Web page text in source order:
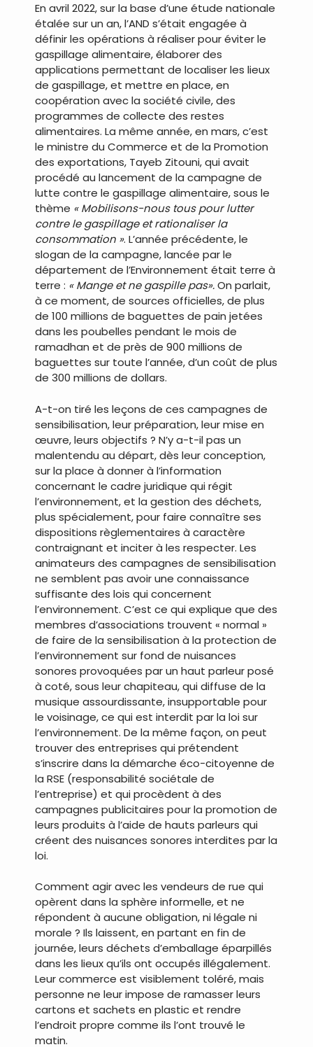
En avril 2022, sur la base d’une étude nationale
étalée sur un an, l’AND s’était engagée à
définir les opérations à réaliser pour éviter le
gaspillage alimentaire, élaborer des
applications permettant de localiser les lieux
de gaspillage, et mettre en place, en
coopération avec la société civile, des
programmes de collecte des restes
alimentaires. La même année, en mars, c’est
le ministre du Commerce et de la Promotion
des exportations, Tayeb Zitouni, qui avait
procédé au lancement de la campagne de
lutte contre le gaspillage alimentaire, sous le
thème « Mobilisons-nous tous pour lutter
contre le gaspillage et rationaliser la
consommation ». L’année précédente, le
slogan de la campagne, lancée par le
département de l’Environnement était terre à
terre : « Mange et ne gaspille pas».On parlait,
à ce moment, de sources officielles, de plus
de 100 millions de baguettes de pain jetées
dans les poubelles pendant le mois de
ramadhan et de près de 900 millions de
baguettes sur toute l’année, d’un coût de plus
de 300 millions de dollars.
A-t-on tiré les leçons de ces campagnes de
sensibilisation, leur préparation, leur mise en
œuvre, leurs objectifs ? N’y a-t-il pas un
malentendu au départ, dès leur conception,
sur la place à donner à l’information
concernant le cadre juridique qui régit
l’environnement, et la gestion des déchets,
plus spécialement, pour faire connaître ses
dispositions règlementaires à caractère
contraignant et inciter à les respecter. Les
animateurs des campagnes de sensibilisation
ne semblent pas avoir une connaissance
suffisante des lois qui concernent
l’environnement. C’est ce qui explique que des
membres d’associations trouvent « normal »
de faire de la sensibilisation à la protection de
l’environnement sur fond de nuisances
sonores provoquées par un haut parleur posé
à coté, sous leur chapiteau, qui diffuse de la
musique assourdissante, insupportable pour
le voisinage, ce qui est interdit par la loi sur
l’environnement. De la même façon, on peut
trouver des entreprises qui prétendent
s’inscrire dans la démarche éco-citoyenne de
la RSE (responsabilité sociétale de
l’entreprise) et qui procèdent à des
campagnes publicitaires pour la promotion de
leurs produits à l’aide de hauts parleurs qui
créent des nuisances sonores interdites par la
loi.
Comment agir avec les vendeurs de rue qui
opèrent dans la sphère informelle, et ne
répondent à aucune obligation, ni légale ni
morale ? Ils laissent, en partant en fin de
journée, leurs déchets d’emballage éparpillés
dans les lieux qu’ils ont occupés illégalement.
Leur commerce est visiblement toléré, mais
personne ne leur impose de ramasser leurs
cartons et sachets en plastic et rendre
l’endroit propre comme ils l’ont trouvé le
matin.